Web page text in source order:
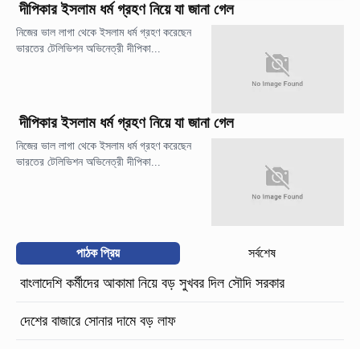
দীপিকার ইসলাম ধর্ম গ্রহণ নিয়ে যা জানা গেল
নিজের ভাল লাগা থেকে ইসলাম ধর্ম গ্রহণ করেছেন
ভারতের টেলিভিশন অভিনেত্রী দীপিকা...
দীপিকার ইসলাম ধর্ম গ্রহণ নিয়ে যা জানা গেল
নিজের ভাল লাগা থেকে ইসলাম ধর্ম গ্রহণ করেছেন
ভারতের টেলিভিশন অভিনেত্রী দীপিকা...
পাঠক প্রিয় সর্বশেষ
বাংলাদেশি কর্মীদের আকামা নিয়ে বড় সুখবর দিল সৌদি সরকার
দেশের বাজারে সোনার দামে বড় লাফ